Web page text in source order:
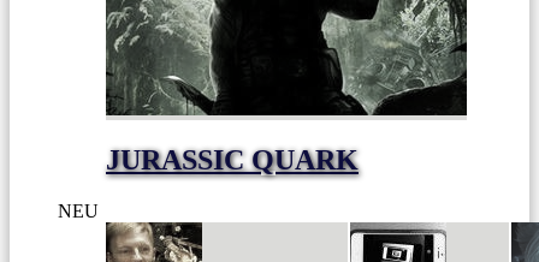
JURASSIC QUARK
NEU